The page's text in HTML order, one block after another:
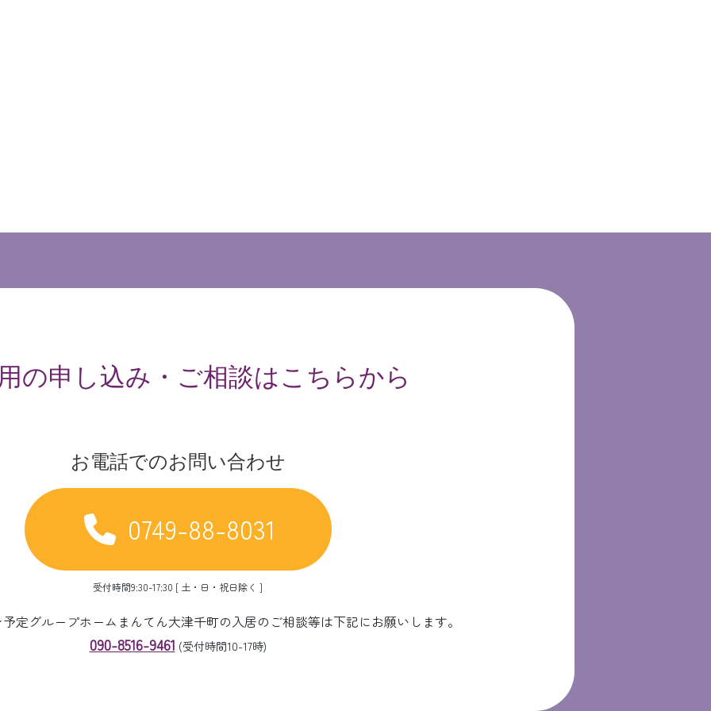
の申し込み・ご相談はこちらから
お電話でのお問い合わせ
0749-88-8031
受付時間9:30-17:30 [ 土・日・祝日除く ]
定グループホームまんてん大津千町の入居のご相談等は下記にお願いします。
090-8516-9461 (受付時間10-17時)